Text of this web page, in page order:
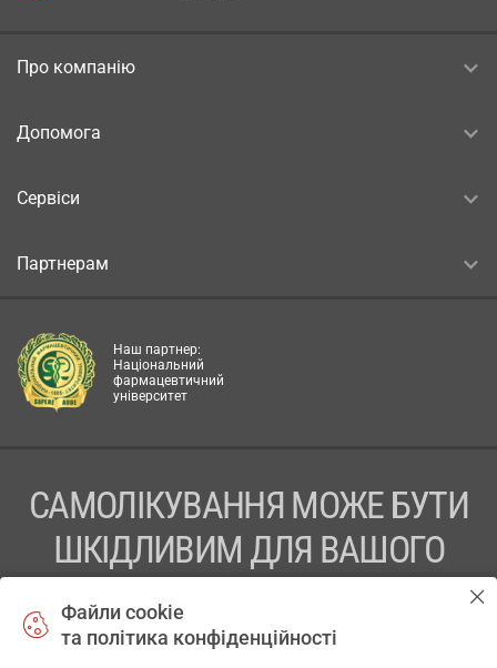
Про компанію
Допомога
Сервіси
Партнерам
Наш партнер:
Національний
фармацевтичний
університет
САМОЛІКУВАННЯ МОЖЕ БУТИ
ШКІДЛИВИМ ДЛЯ ВАШОГО
ПЕРЕД ЗАСТОСУВАННЯМ ПРЕПАРАТУ ПРОКОНСУЛЬТУЙТЕСЬ
Файли cookie
та політика конфіденційності